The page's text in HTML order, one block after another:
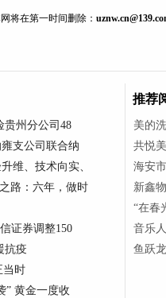
将在第一时间删除：
州分公司48
支公司联合纳
维、技术向实、
路：六年，做时
证券调整150
抗疫
当时
” 黄金一度收
推荐
美的
共悦
海安
新鑫
“在春
音乐
鱼跃